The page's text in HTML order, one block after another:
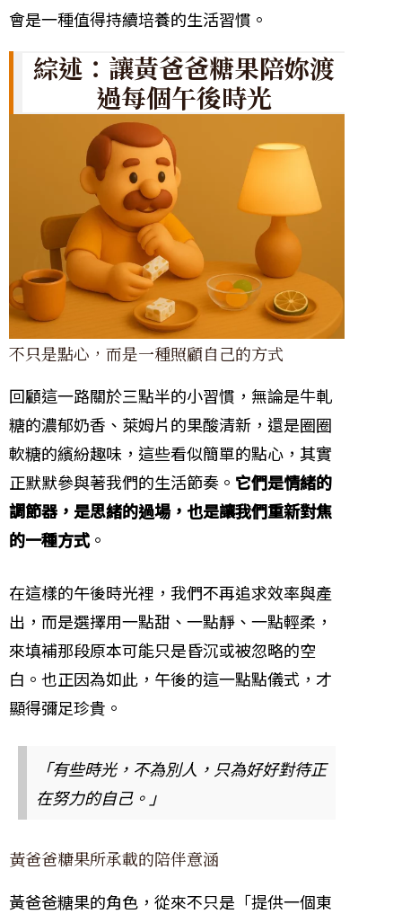
會是一種值得持續培養的生活習慣。
綜述：讓黃爸爸糖果陪妳渡
過每個午後時光
不只是點心，而是一種照顧自己的方式
回顧這一路關於三點半的小習慣，無論是牛軋
糖的濃郁奶香、萊姆片的果酸清新，還是圈圈
軟糖的繽紛趣味，這些看似簡單的點心，其實
正默默參與著我們的生活節奏。 它們是情緒的
調節器，是思緒的過場，也是讓我們重新對焦
的一種方式。
在這樣的午後時光裡，我們不再追求效率與產
出，而是選擇用一點甜、一點靜、一點輕柔，
來填補那段原本可能只是昏沉或被忽略的空
白。也正因為如此，午後的這一點點儀式，才
顯得彌足珍貴。
「有些時光，不為別人，只為好好對待正
在努力的自己。」
黃爸爸糖果所承載的陪伴意涵
黃爸爸糖果的角色，從來不只是「提供一個東